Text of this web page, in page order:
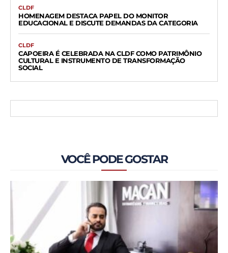
CLDF
HOMENAGEM DESTACA PAPEL DO MONITOR
EDUCACIONAL E DISCUTE DEMANDAS DA CATEGORIA
CLDF
CAPOEIRA É CELEBRADA NA CLDF COMO PATRIMÔNIO
CULTURAL E INSTRUMENTO DE TRANSFORMAÇÃO
SOCIAL
VOCÊ PODE GOSTAR